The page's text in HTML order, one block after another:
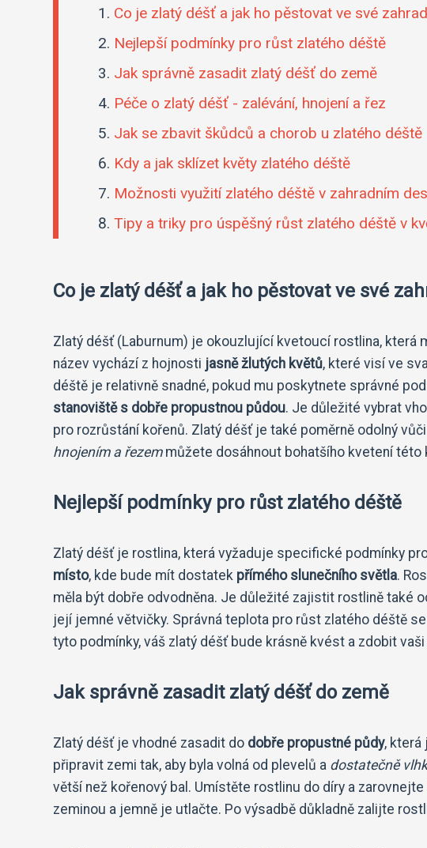
Co je zlatý déšť a jak ho pěstovat ve své
Nejlepší podmínky pro růst zlatého déště
Jak správně zasadit zlatý déšť do země
Péče o zlatý déšť - zalévání, hnojení a řez
Jak se zbavit škůdců a chorob u zlatého déště
Kdy a jak sklízet květy zlatého déště
Možnosti využití zlatého déště v zahradním
Tipy a triky pro úspěšný růst zlatého déště v
Co je zlatý déšť a jak ho pěstovat ve své
Zlatý déšť (Laburnum) je okouzlující kvetoucí rostlina, která
název vychází z hojnosti jasně žlutých květů, které visí ve
déště je relativně snadné, pokud mu poskytnete správné
stanoviště s dobře propustnou půdou. Je důležité vybrat
pro rozrůstání kořenů. Zlatý déšť je také poměrně odolný
hnojením a řezemmůžete dosáhnout bohatšího kvetení této
Nejlepší podmínky pro růst zlatého déště
Zlatý déšť je rostlina, která vyžaduje specifické podmínky
místo, kde bude mít dostatek přímého slunečního světla.
měla být dobře odvodněna. Je důležité zajistit rostlině také
její jemné větvičky. Správná teplota pro růst zlatého déště
tyto podmínky, váš zlatý déšť bude krásně kvést a zdobit vaši
Jak správně zasadit zlatý déšť do země
Zlatý déšť je vhodné zasadit do dobře propustné půdy, která
připravit zemi tak, aby byla volná od plevelů a dostatečně
větší než kořenový bal. Umístěte rostlinu do díry a
zeminou a jemně je utlačte. Po výsadbě důkladně zalijte